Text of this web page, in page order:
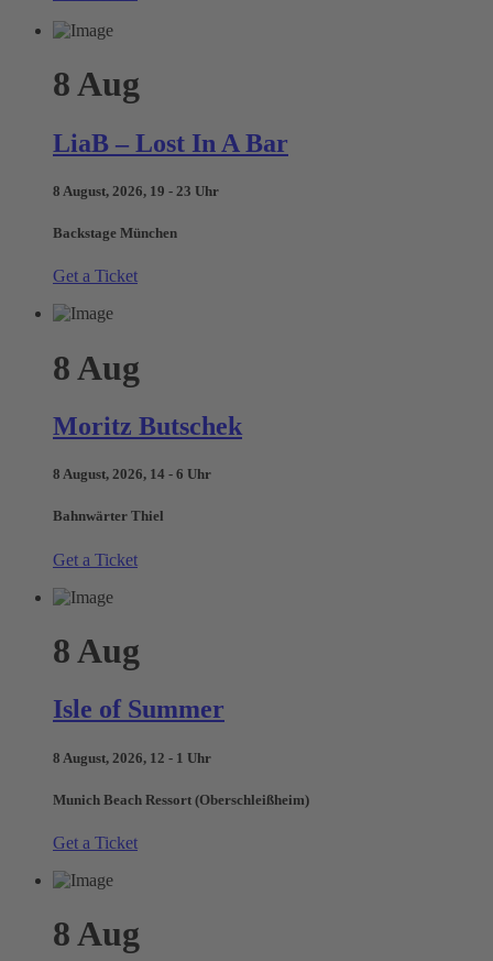
8Aug
LiaB – Lost In A Bar
8 August, 2026, 19 - 23 Uhr
Backstage München
Get a Ticket
8 Aug
Moritz Butschek
8 August, 2026, 14 - 6 Uhr
Bahnwärter Thiel
Get a Ticket
8 Aug
Isle of Summer
8 August, 2026, 12 - 1 Uhr
Munich Beach Ressort (Oberschleißheim)
Get a Ticket
8Aug